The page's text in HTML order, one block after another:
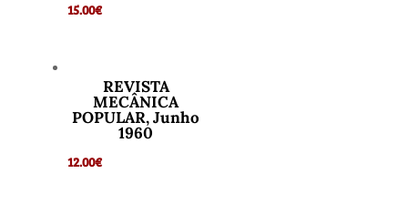
15.00€
REVISTA
MECÂNICA
POPULAR, Junho
1960
12.00€